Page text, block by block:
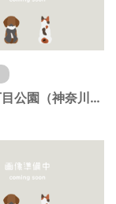
川名一丁目公園（神奈川県藤沢市）